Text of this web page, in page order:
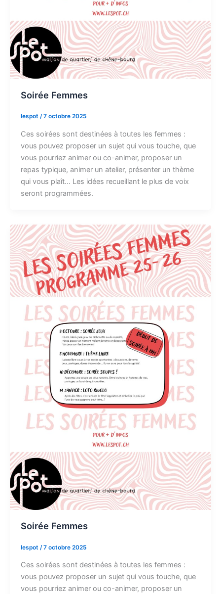
Soirée Femmes
lespot /7 octobre 2025
Ces soirées sont destinées à toutes les femmes :
vous pouvez proposer un sujet qui vous touche, que
vous pourriez animer ou co-animer, proposer un
repas typique, animer un atelier, présenter un thème
qui vous plaît… Les idées recueillant le plus de voix
seront programmées.
Soirée Femmes
lespot /7 octobre 2025
Ces soirées sont destinées à toutes les femmes :
vous pouvez proposer un sujet qui vous touche, que
vous pourriez animer ou co-animer, proposer un